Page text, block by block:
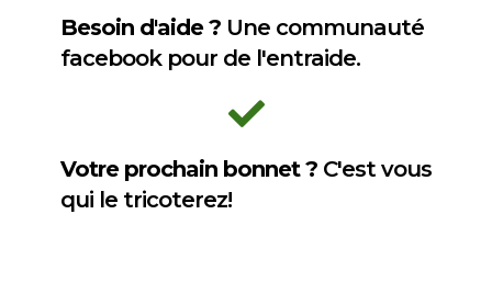
Besoin d'aide ? Une communauté
facebook pour de l'entraide.
Votre prochain bonnet ? C'est vous
qui le tricoterez!